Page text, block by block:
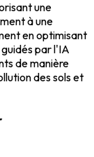
une
à une
en optimisant
par l'IA
de manière
des sols et